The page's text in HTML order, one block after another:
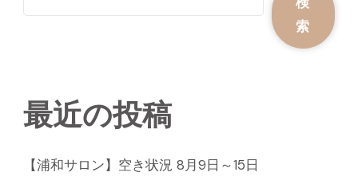
索
最近の投稿
【浦和サロン】空き状況 8月9日～15日